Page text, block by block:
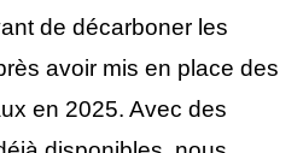
de décarboner les
avoir mis en place des
en 2025. Avec des